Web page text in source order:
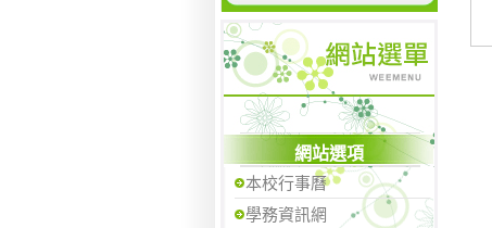
網站選項
本校行事曆
學務資訊網